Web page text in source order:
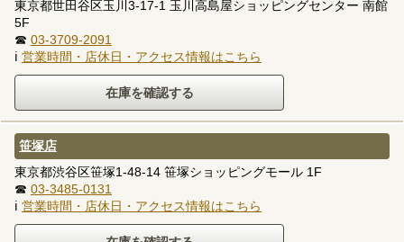
東京都世田谷区玉川3-17-1 玉川高島屋ショッピングセンター 南館
5F
☎ 03-3709-2091
ℹ 営業時間・店休日・アクセス情報はこちら
笹塚店
東京都渋谷区笹塚1-48-14 笹塚ショッピングモール 1F
☎ 03-3485-0131
ℹ 営業時間・店休日・アクセス情報はこちら